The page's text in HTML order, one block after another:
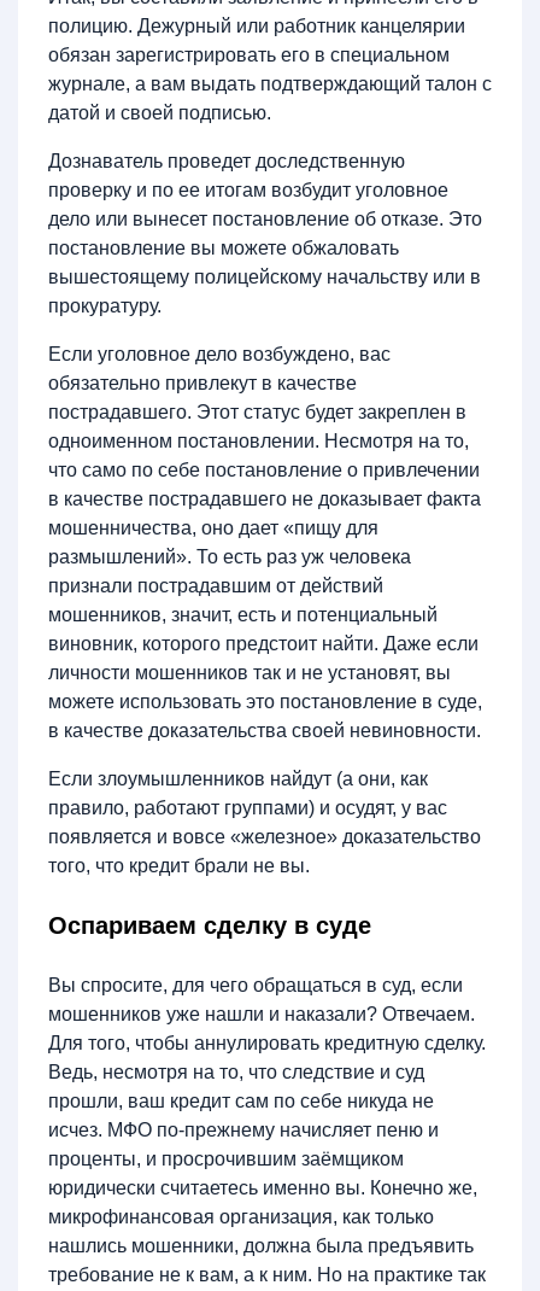
полицию. Дежурный или работник канцелярии
обязан зарегистрировать его в специальном
журнале, а вам выдать подтверждающий талон с
датой и своей подписью.
Дознаватель проведет доследственную
проверку и по ее итогам возбудит уголовное
дело или вынесет постановление об отказе. Это
постановление вы можете обжаловать
вышестоящему полицейскому начальству или в
прокуратуру.
Если уголовное дело возбуждено, вас
обязательно привлекут в качестве
пострадавшего. Этот статус будет закреплен в
одноименном постановлении. Несмотря на то,
что само по себе постановление о привлечении
в качестве пострадавшего не доказывает факта
мошенничества, оно дает «пищу для
размышлений». То есть раз уж человека
признали пострадавшим от действий
мошенников, значит, есть и потенциальный
виновник, которого предстоит найти. Даже если
личности мошенников так и не установят, вы
можете использовать это постановление в суде,
в качестве доказательства своей невиновности.
Если злоумышленников найдут (а они, как
правило, работают группами) и осудят, у вас
появляется и вовсе «железное» доказательство
того, что кредит брали не вы.
Оспариваем сделку в суде
Вы спросите, для чего обращаться в суд, если
мошенников уже нашли и наказали? Отвечаем.
Для того, чтобы аннулировать кредитную сделку.
Ведь, несмотря на то, что следствие и суд
прошли, ваш кредит сам по себе никуда не
исчез. МФО по-прежнему начисляет пеню и
проценты, и просрочившим заёмщиком
юридически считаетесь именно вы. Конечно же,
микрофинансовая организация, как только
нашлись мошенники, должна была предъявить
требование не к вам, а к ним. Но на практике так